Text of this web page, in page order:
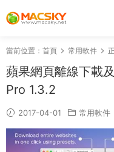
當前位置： 首頁 常用軟件
蘋果網頁離線下載
Pro 1.3.2
2017-04-01 常用軟件